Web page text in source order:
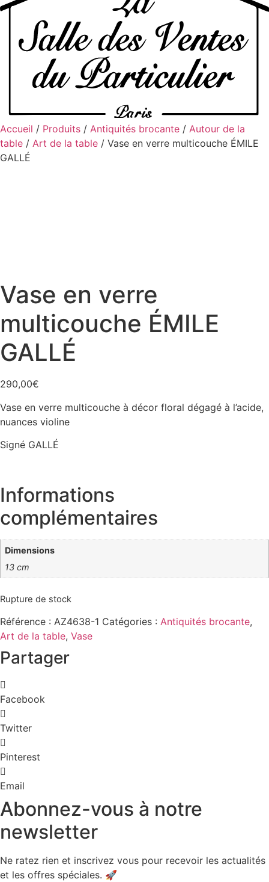
Accueil / Produits / Antiquités brocante / Autour de la
table / Art de la table / Vase en verre multicouche ÉMILE
GALLÉ
Vase en verre
multicouche ÉMILE
GALLÉ
290,00€
Vase en verre multicouche à décor floral dégagé à l’acide,
nuances violine
Signé GALLÉ
Informations
complémentaires
Dimensions
13 cm
Rupture de stock
Référence : AZ4638-1 Catégories : Antiquités brocante,
Art de la table, Vase
Partager
Facebook
Twitter
Pinterest
Email
Abonnez-vous à notre
newsletter
Ne ratez rien et inscrivez vous pour recevoir les actualités
et les offres spéciales. 🚀​